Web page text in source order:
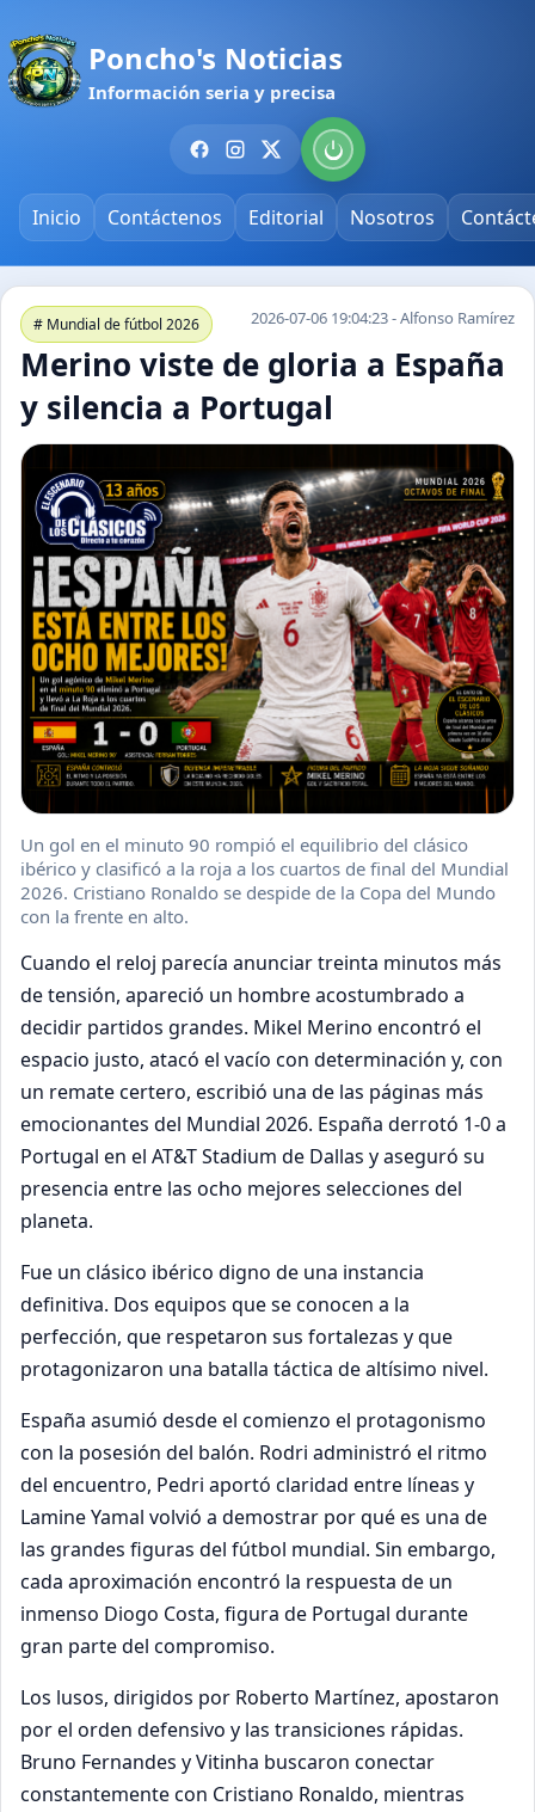
Poncho's Noticias
Información seria y precisa
Inicio Contáctenos Editorial Nosotros
# Mundial de fútbol 2026 2026-07-06 19:04:23 - Alfonso Ramírez
Merino viste de gloria a España
y silencia a Portugal
Un gol en el minuto 90 rompió el equilibrio del clásico
ibérico y clasificó a la roja a los cuartos de final del Mundial
2026. Cristiano Ronaldo se despide de la Copa del Mundo
con la frente en alto.
Cuando el reloj parecía anunciar treinta minutos más
de tensión, apareció un hombre acostumbrado a
decidir partidos grandes. Mikel Merino encontró el
espacio justo, atacó el vacío con determinación y, con
un remate certero, escribió una de las páginas más
emocionantes del Mundial 2026. España derrotó 1-0 a
Portugal en el AT&T Stadium de Dallas y aseguró su
presencia entre las ocho mejores selecciones del
planeta.
Fue un clásico ibérico digno de una instancia
definitiva. Dos equipos que se conocen a la
perfección, que respetaron sus fortalezas y que
protagonizaron una batalla táctica de altísimo nivel.
España asumió desde el comienzo el protagonismo
con la posesión del balón. Rodri administró el ritmo
del encuentro, Pedri aportó claridad entre líneas y
Lamine Yamal volvió a demostrar por qué es una de
las grandes figuras del fútbol mundial. Sin embargo,
cada aproximación encontró la respuesta de un
inmenso Diogo Costa, figura de Portugal durante
gran parte del compromiso.
Los lusos, dirigidos por Roberto Martínez, apostaron
por el orden defensivo y las transiciones rápidas.
Bruno Fernandes y Vitinha buscaron conectar
constantemente con Cristiano Ronaldo, mientras